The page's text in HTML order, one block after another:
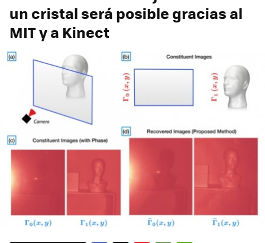
un cristal será posible gracias al
MIT y a Kinect